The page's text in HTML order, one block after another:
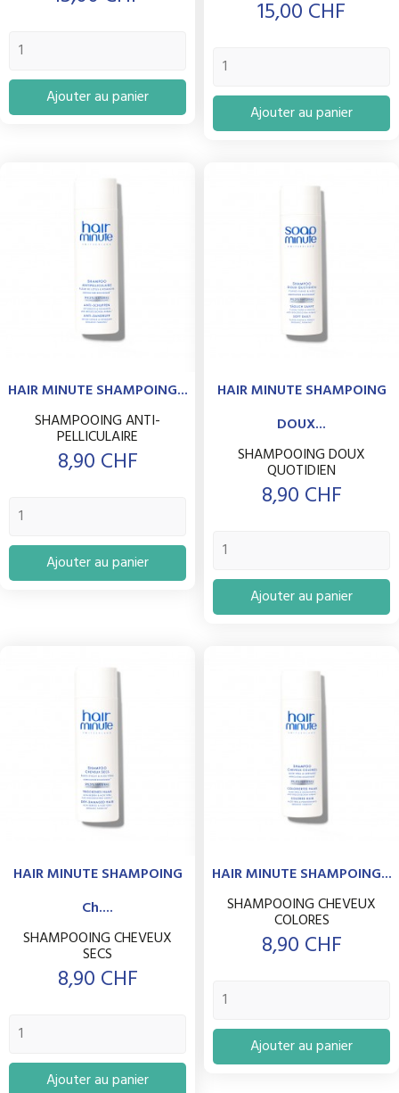
Ajouter au panier
Prix
15,00 CHF
Ajouter au panier
HAIR MINUTE SHAMPOING...
SHAMPOOING ANTI-
PELLICULAIRE
Prix
8,90 CHF
Ajouter au panier
HAIR MINUTE SHAMPOING
DOUX...
SHAMPOOING DOUX
QUOTIDIEN
Prix
8,90 CHF
Ajouter au panier
HAIR MINUTE SHAMPOING
Ch....
SHAMPOOING CHEVEUX
SECS
Prix
8,90 CHF
Ajouter au panier
HAIR MINUTE SHAMPOING...
SHAMPOOING CHEVEUX
COLORES
Prix
8,90 CHF
Ajouter au panier